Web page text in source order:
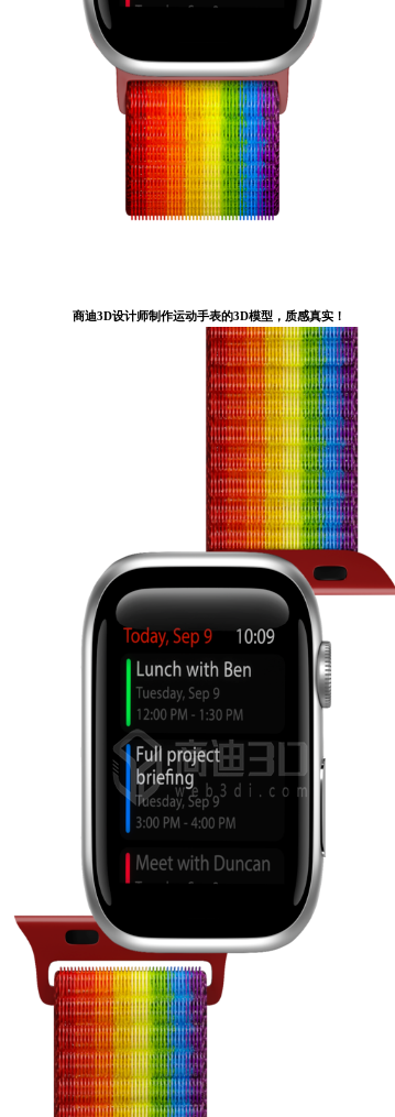
商迪3D设计师制作运动手表的3D模型，质感真实！